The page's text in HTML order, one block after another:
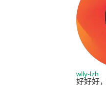
wlly-lzh
好好好